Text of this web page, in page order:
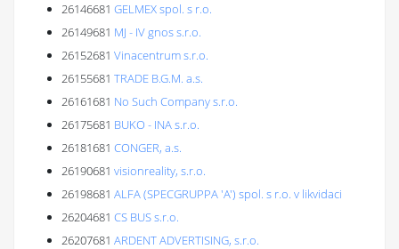
26146681 GELMEX spol. s r.o.
26149681 MJ - IV gnos s.r.o.
26152681 Vinacentrum s.r.o.
26155681 TRADE B.G.M. a.s.
26161681 No Such Company s.r.o.
26175681 BUKO - INA s.r.o.
26181681 CONGER, a.s.
26190681 visionreality, s.r.o.
26198681 ALFA (SPECGRUPPA 'A') spol. s r.o. v likvidaci
26204681 CS BUS s.r.o.
26207681 ARDENT ADVERTISING, s.r.o.